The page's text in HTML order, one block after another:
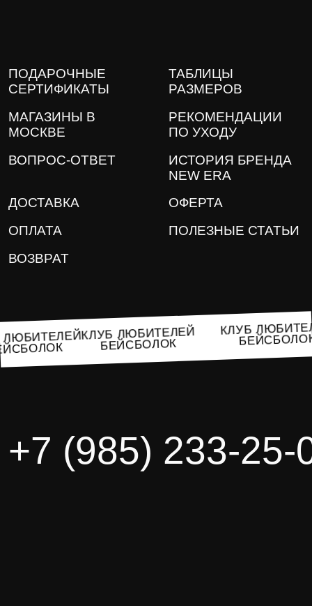
ПОДАРОЧНЫЕ
СЕРТИФИКАТЫ
ТАБЛИЦЫ
РАЗМЕРОВ
МАГАЗИНЫ В
МОСКВЕ
РЕКОМЕНДАЦИИ
ПО УХОДУ
ВОПРОС-ОТВЕТ
ИСТОРИЯ БРЕНДА
NEW ERA
ДОСТАВКА
ОФЕРТА
ОПЛАТА
ПОЛЕЗНЫЕ СТАТЬИ
ВОЗВРАТ
ЛЮБИТЕЛЕЙКЛУБ ЛЮБИТЕЛЕЙ
БЕЙСБОЛОК
КЛУБ
+7 (985) 233-25-